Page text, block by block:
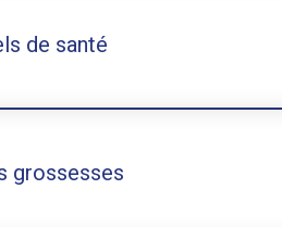
de santé
grossesses